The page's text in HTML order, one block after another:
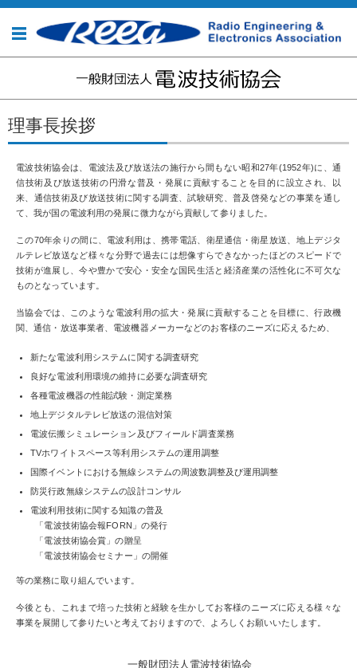
コンテンツに移動
理事長挨拶
電波技術協会は、電波法及び放送法の施行から間もない昭和27年(1952年)に、通
信技術及び放送技術の円滑な普及・発展に貢献することを目的に設立され、以
来、通信技術及び放送技術に関する調査、試験研究、普及啓発などの事業を通し
て、我が国の電波利用の発展に微力ながら貢献して参りました。
この70年余りの間に、電波利用は、携帯電話、衛星通信・衛星放送、地上デジタ
ルテレビ放送など様々な分野で過去には想像すらできなかったほどのスピードで
技術が進展し、今や豊かで安心・安全な国民生活と経済産業の活性化に不可欠な
ものとなっています。
当協会では、このような電波利用の拡大・発展に貢献することを目標に、行政機
関、通信・放送事業者、電波機器メーカーなどのお客様のニーズに応えるため、
新たな電波利用システムに関する調査研究
良好な電波利用環境の維持に必要な調査研究
各種電波機器の性能試験・測定業務
地上デジタルテレビ放送の混信対策
電波伝搬シミュレーション及びフィールド調査業務
TVホワイトスペース等利用システムの運用調整
国際イベントにおける無線システムの周波数調整及び運用調整
防災行政無線システムの設計コンサル
電波利用技術に関する知識の普及
「電波技術協会報FORN」の発行
「電波技術協会賞」の贈呈
「電波技術協会セミナー」の開催
等の業務に取り組んでいます。
今後とも、これまで培った技術と経験を生かしてお客様のニーズに応える様々な
事業を展開して参りたいと考えておりますので、よろしくお願いいたします。
一般財団法人電波技術協会